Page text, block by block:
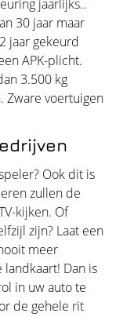
jaarlijks..
30 jaar maar
jaar gekeurd
APK-plicht.
3.500 kg
Zware voertuigen
Ook dit is
zullen de
kijken. Of
zijn? Laat een
meer
Dan is
in uw auto te
de gehele rit